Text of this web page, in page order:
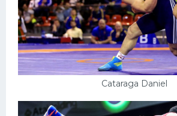
Cataraga Daniel